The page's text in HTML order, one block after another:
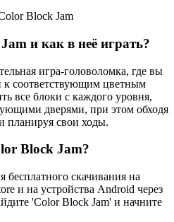
Block Jam
и как в неё играть?
игра-головоломка, где вы
к соответствующим цветным
все блоки с каждого уровня,
дверями, при этом обходя
планируя свои ходы.
Block Jam?
бесплатного скачивания на
и на устройства Android через
'Color Block Jam' и начните